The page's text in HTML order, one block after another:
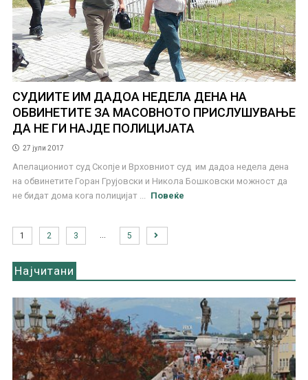
СУДИИТЕ ИМ ДАДОА НЕДЕЛА ДЕНА НА
ОБВИНЕТИТЕ ЗА МАСОВНОТО ПРИСЛУШУВАЊЕ
ДА НЕ ГИ НАЈДЕ ПОЛИЦИЈАТА
27 јули 2017
Апелациониот суд Скопје и Врховниот суд им дадоа недела дена
на обвинетите Горан Грујовски и Никола Бошковски можност да
не бидат дома кога полицијат ...
Повеќе
1 2 3 5
Најчитани